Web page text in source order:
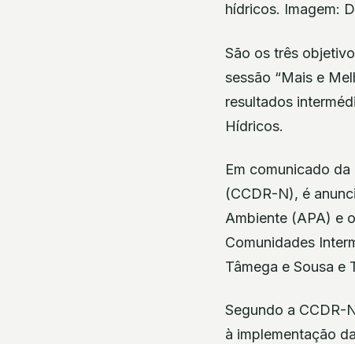
hídricos. Imagem:
São os três
sessão “Mais e
resultados
Hídricos.
Em comunicado
(CCDR-N), é
Ambiente (APA) e
Comunidades
Tâmega e Sousa e
Segundo a CCDR-
à implementação